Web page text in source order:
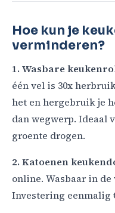
Hoe kun je
verminderen?
1. Wasbare
één vel is 30x
het en hergebruik je
dan wegwerp. Ideaal
groente drogen.
2. Katoenen
online. Wasbaar in de
Investering eenmalig